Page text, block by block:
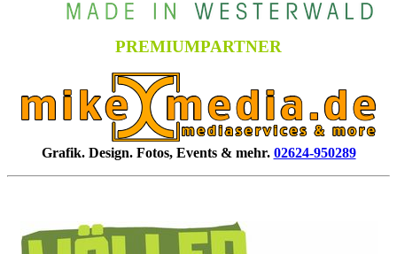
PREMIUMPARTNER
Grafik. Design. Fotos, Events & mehr. 02624-950289